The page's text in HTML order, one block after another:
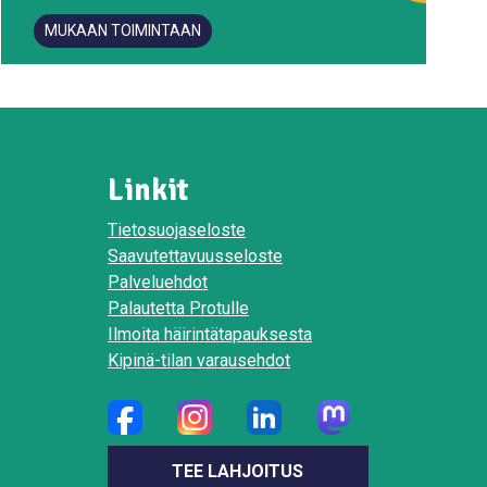
MUKAAN TOIMINTAAN
Linkit
Tietosuojaseloste
Saavutettavuusseloste
Palveluehdot
Palautetta Protulle
Ilmoita häirintätapauksesta
Kipinä-tilan varausehdot
TEE LAHJOITUS